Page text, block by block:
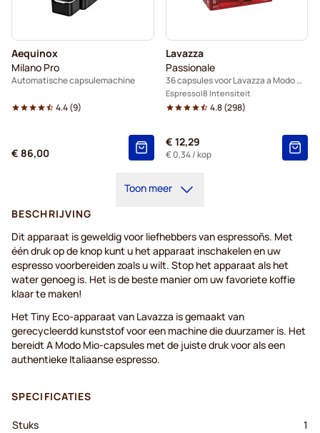
Aequinox
Milano Pro
Automatische capsulemachine
4.4(9)
€ 86,00
Lavazza
Passionale
36 capsules voor Lavazza a Modo Mio
Espresso 8 Intensiteit
4.8(298)
€ 12,29
€ 0,34/ kop
Toon meer
BESCHRIJVING
Dit apparaat is geweldig voor liefhebbers van espressoñs. Met
één druk op de knop kunt u het apparaat inschakelen en uw
espresso voorbereiden zoals u wilt. Stop het apparaat als het
water genoeg is. Het is de beste manier om uw favoriete koffie
klaar te maken!
Het Tiny Eco-apparaat van Lavazza is gemaakt van
gerecycleerdd kunststof voor een machine die duurzamer is. Het
bereidt A Modo Mio-capsules met de juiste druk voor als een
authentieke Italiaanse espresso.
SPECIFICATIES
Stuks
1